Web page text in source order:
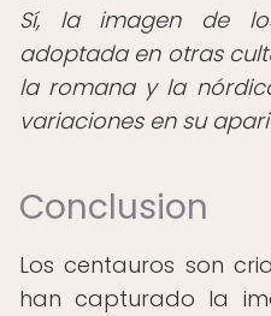
Sí, la imagen de
adoptada en otras
la romana y la
variaciones en su
Conclusion
Los centauros son
han capturado la